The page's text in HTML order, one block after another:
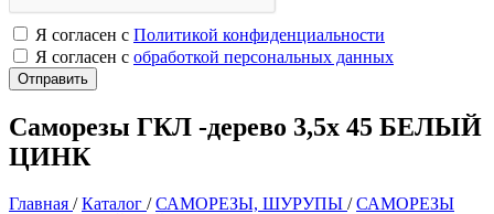
Я согласен с Политикой конфиденциальности
Я согласен с обработкой персональных данных
Саморезы ГКЛ -дерево 3,5х 45 БЕЛЫЙ
ЦИНК
Главная /Каталог /САМОРЕЗЫ, ШУРУПЫ /САМОРЕЗЫ